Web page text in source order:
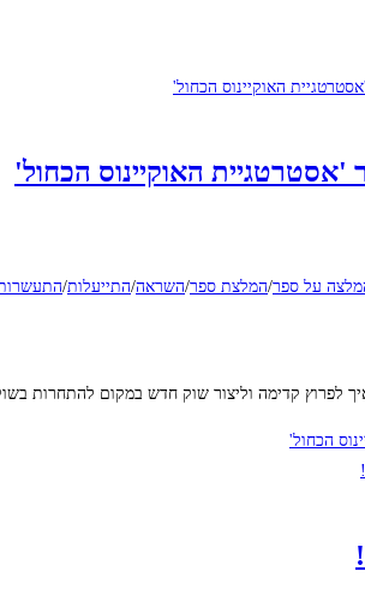
האוקיינוס הכחול'
על ספר/המלצת ספר/השראה/התייעלות/
קדימה וליצור שוק חדש במקום להתחרות
הכחול'